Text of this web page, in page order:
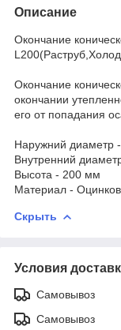
Описание
Окончание
Окончание
окончании
его от попадания
Наружний диаметр
Внутренний
Высота - 200 мм
Материал -
Скрыть
Условия
Самовывоз
Самовывоз